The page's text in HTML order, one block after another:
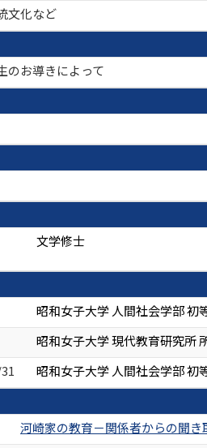
文化など
のお導きによって
文学修士
昭和女子大学 人間社会学部 初
昭和女子大学 現代教育研究所
昭和女子大学 人間社会学部 初
河崎家の教育－関係者からの聞